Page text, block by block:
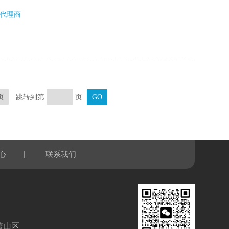
代理商
跳转到第 页
| 联系我们
山区